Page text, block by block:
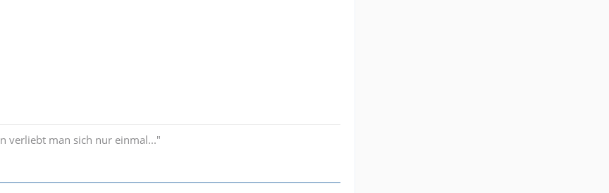
verliebt man sich nur einmal..."